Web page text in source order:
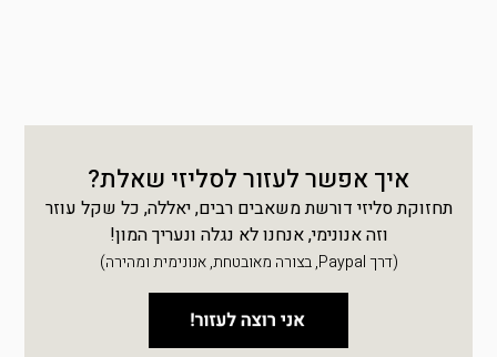
איך אפשר לעזור לסליזי שאלת?
תחזוקת סליזי דורשת משאבים רבים, יאללה, כל שקל עוזר
וזה אנונימי, אנחנו לא נגלה ונעריך המון!
(דרך Paypal, בצורה מאובטחת, אנונימית ומהירה)